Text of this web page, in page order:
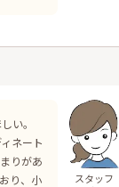
い。
ネート
りがあ
り、小
スタッフ